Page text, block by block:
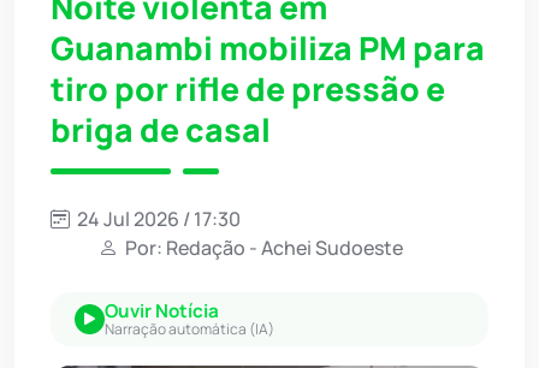
Guanambi mobiliza PM para
tiro por rifle de pressão e
briga de casal
24 Jul 2026 / 17:30
Por: Redação - Achei Sudoeste
Ouvir Notícia
Narração automática (IA)